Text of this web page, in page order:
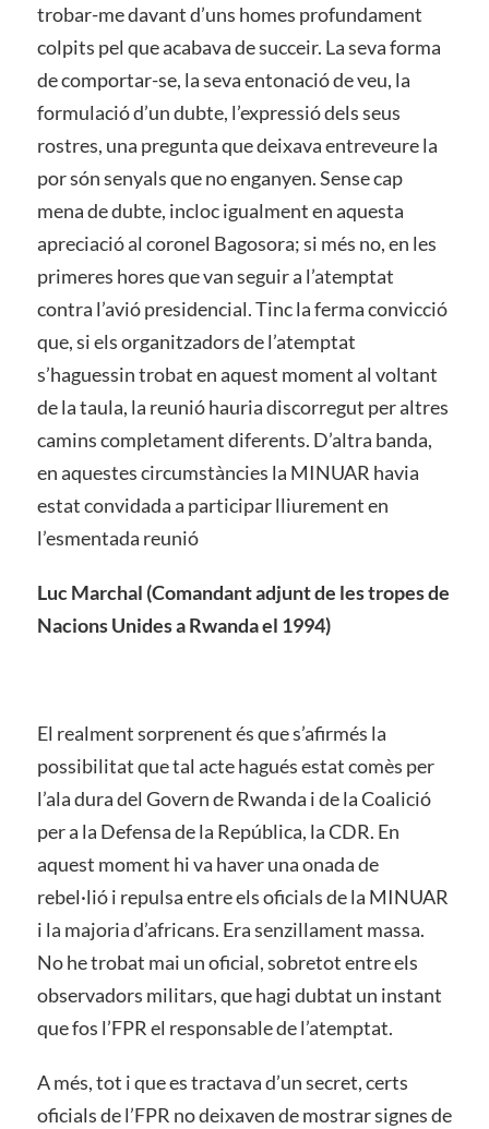
trobar-me davant d’uns homes profundament
colpits pel que acabava de succeir. La seva forma
de comportar-se, la seva entonació de veu, la
formulació d’un dubte, l’expressió dels seus
rostres, una pregunta que deixava entreveure la
por són senyals que no enganyen. Sense cap
mena de dubte, incloc igualment en aquesta
apreciació al coronel Bagosora; si més no, en les
primeres hores que van seguir a l’atemptat
contra l’avió presidencial. Tinc la ferma convicció
que, si els organitzadors de l’atemptat
s’haguessin trobat en aquest moment al voltant
de la taula, la reunió hauria discorregut per altres
camins completament diferents. D’altra banda,
en aquestes circumstàncies la MINUAR havia
estat convidada a participar lliurement en
l’esmentada reunió
Luc Marchal (Comandant adjunt de les tropes de
Nacions Unides a Rwanda el 1994)
El realment sorprenent és que s’afirmés la
possibilitat que tal acte hagués estat comès per
l’ala dura del Govern de Rwanda i de la Coalició
per a la Defensa de la República, la CDR. En
aquest moment hi va haver una onada de
rebel·lió i repulsa entre els oficials de la MINUAR
i la majoria d’africans. Era senzillament massa.
No he trobat mai un oficial, sobretot entre els
observadors militars, que hagi dubtat un instant
que fos l’FPR el responsable de l’atemptat.
A més, tot i que es tractava d’un secret, certs
oficials de l’FPR no deixaven de mostrar signes de